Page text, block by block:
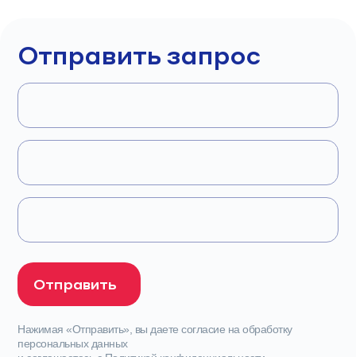
Отправить запрос
Нажимая «Отправить», вы даете согласие на обработку
персональных данных